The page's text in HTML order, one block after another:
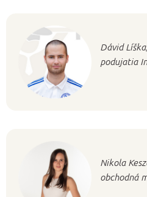
Dávid
podujatia
Nikola
obchodná